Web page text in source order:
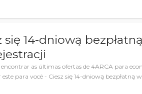
się 14-dniową
encontrar as últimas ofertas de 4ARCA para
para você - Ciesz się 14-dniową bezpłatną